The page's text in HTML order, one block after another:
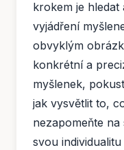
krokem je
vyjádření
obvyklým
konkrétní a
myšlenek,
jak vysvětlit to,
nezapomeňte
svou